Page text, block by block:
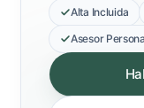
Alta Incluida
Asesor